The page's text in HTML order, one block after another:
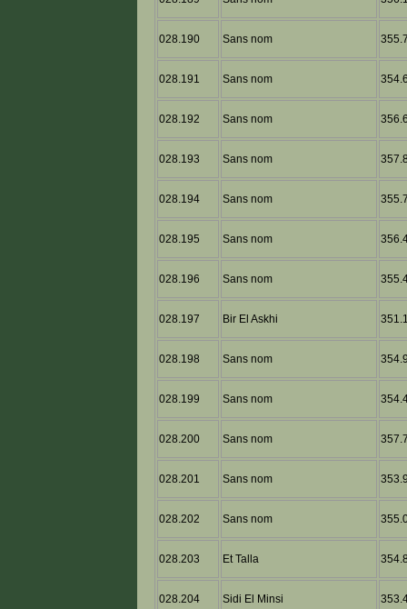
028.190 Sans nom
028.191 Sans nom
028.192 Sans nom
028.193 Sans nom
028.194 Sans nom
028.195 Sans nom
028.196 Sans nom
028.197 Bir El Askhi
028.198 Sans nom
028.199 Sans nom
028.200 Sans nom
028.201 Sans nom
028.202 Sans nom
028.203 Et Talla
028.204 Sidi El Minsi